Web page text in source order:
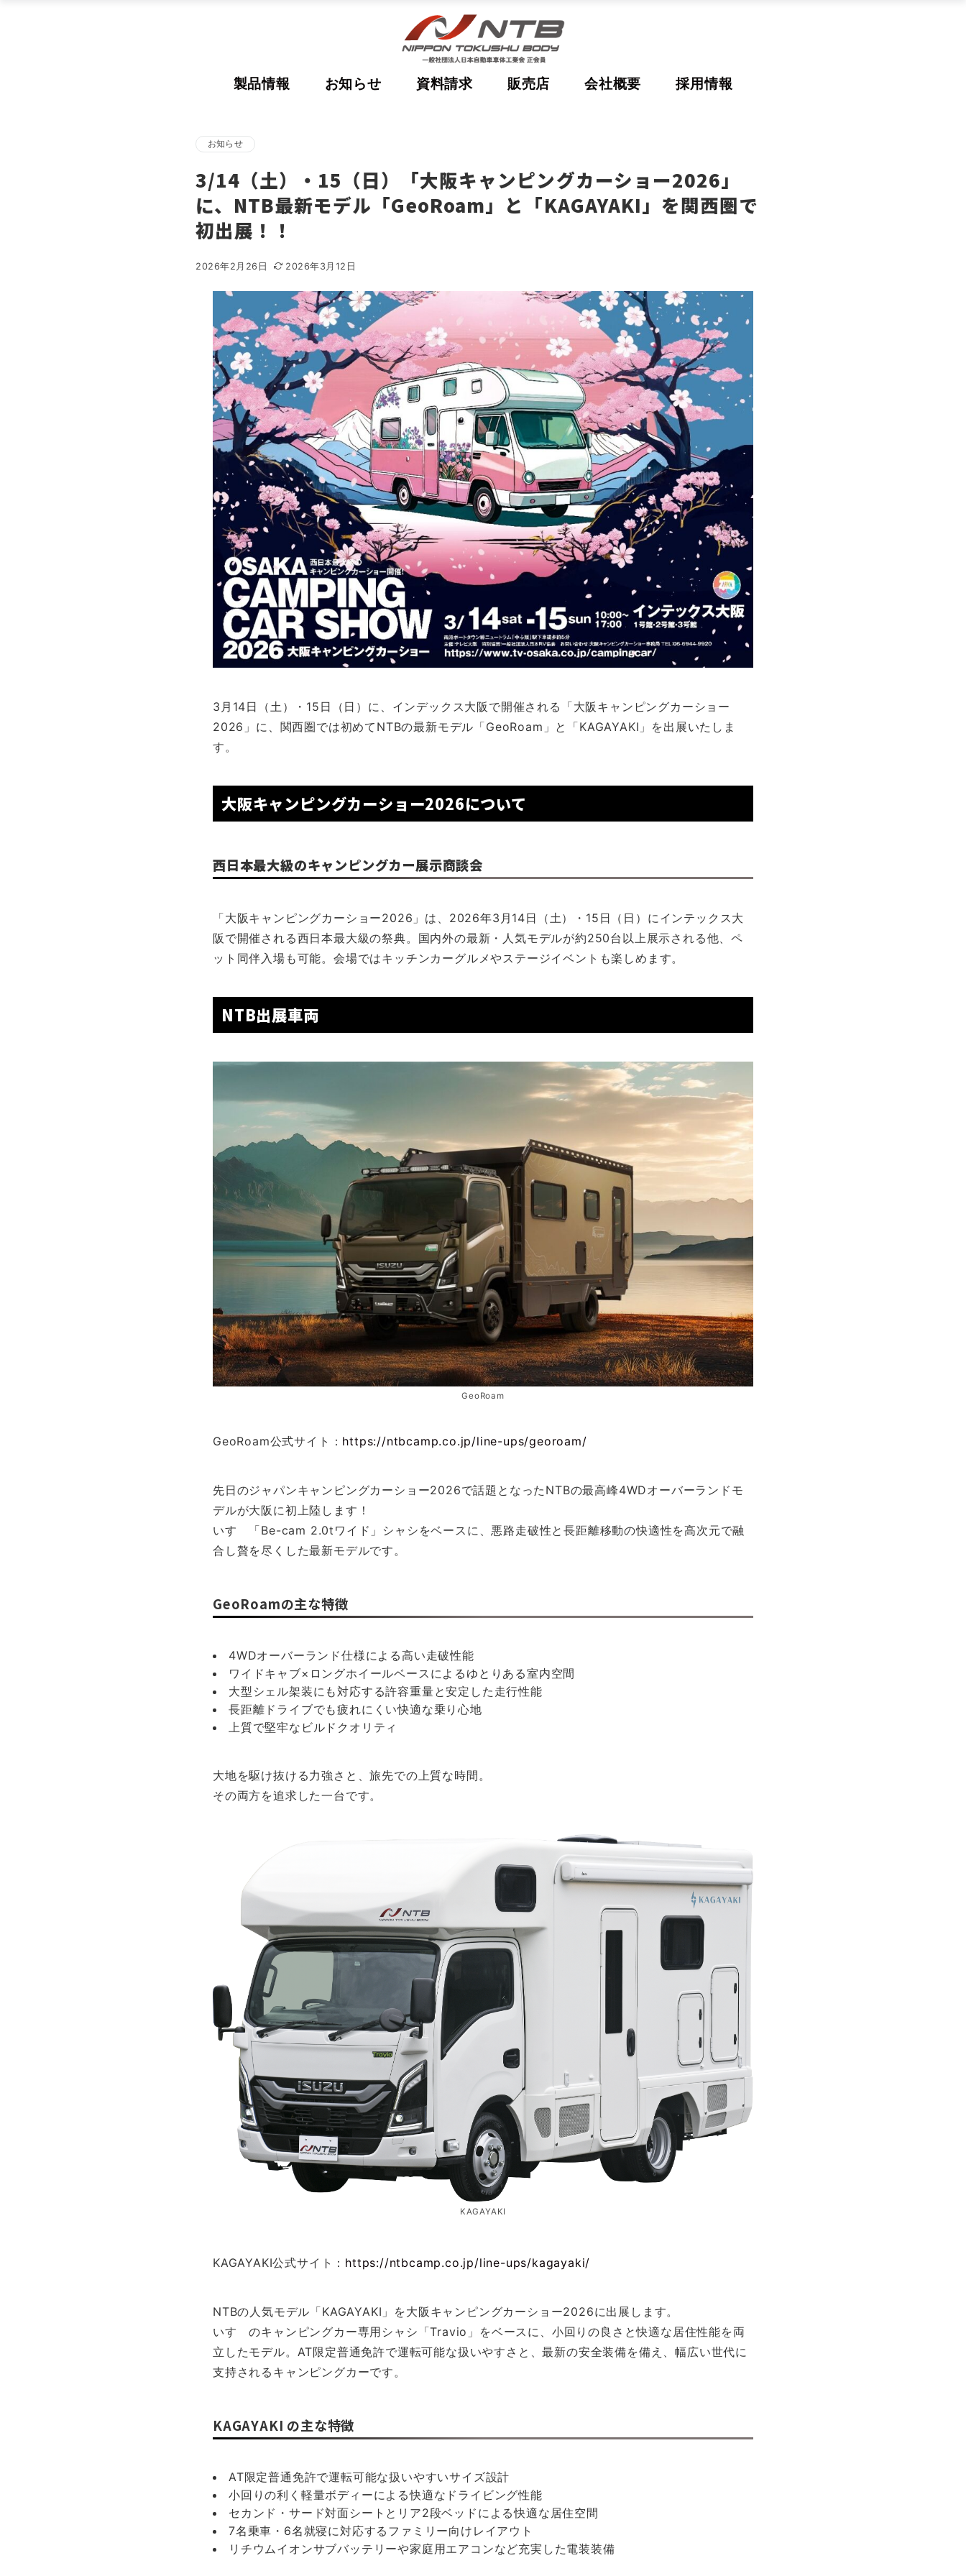
製品情報 お知らせ 資料請求 販売店 会社概要 採用情報
お知らせ
3/14（土）・15（日）「大阪キャンピングカーショー2026」
に、NTB最新モデル「GeoRoam」と「KAGAYAKI」を関西圏で
初出展！！
2026年2月26日 2026年3月12日
3月14日（土）・15日（日）に、インデックス大阪で開催される「大阪キャンピングカーショー
2026」に、関西圏では初めてNTBの最新モデル「GeoRoam」と「KAGAYAKI」を出展いたしま
す。
大阪キャンピングカーショー2026について
西日本最大級のキャンピングカー展示商談会
「大阪キャンピングカーショー2026」は、2026年3月14日（土）・15日（日）にインテックス大
阪で開催される西日本最大級の祭典。国内外の最新・人気モデルが約250台以上展示される他、ペ
ット同伴入場も可能。会場ではキッチンカーグルメやステージイベントも楽しめます。
NTB出展車両
GeoRoam
GeoRoam公式サイト： https://ntbcamp.co.jp/line-ups/georoam/
先日のジャパンキャンピングカーショー2026で話題となったNTBの最高峰4WDオーバーランドモ
デルが大阪に初上陸します！
いすゞ「Be-cam 2.0tワイド」シャシをベースに、悪路走破性と長距離移動の快適性を高次元で融
合し贅を尽くした最新モデルです。
GeoRoamの主な特徴
4WDオーバーランド仕様による高い走破性能
ワイドキャブ×ロングホイールベースによるゆとりある室内空間
大型シェル架装にも対応する許容重量と安定した走行性能
長距離ドライブでも疲れにくい快適な乗り心地
上質で堅牢なビルドクオリティ
大地を駆け抜ける力強さと、旅先での上質な時間。
その両方を追求した一台です。
KAGAYAKI
KAGAYAKI公式サイト： https://ntbcamp.co.jp/line-ups/kagayaki/
NTBの人気モデル「KAGAYAKI」を大阪キャンピングカーショー2026に出展します。
いすゞのキャンピングカー専用シャシ「Travio」をベースに、小回りの良さと快適な居住性能を両
立したモデル。AT限定普通免許で運転可能な扱いやすさと、最新の安全装備を備え、幅広い世代に
支持されるキャンピングカーです。
KAGAYAKI の主な特徴
AT限定普通免許で運転可能な扱いやすいサイズ設計
小回りの利く軽量ボディーによる快適なドライビング性能
セカンド・サード対面シートとリア2段ベッドによる快適な居住空間
7名乗車・6名就寝に対応するファミリー向けレイアウト
リチウムイオンサブバッテリーや家庭用エアコンなど充実した電装装備